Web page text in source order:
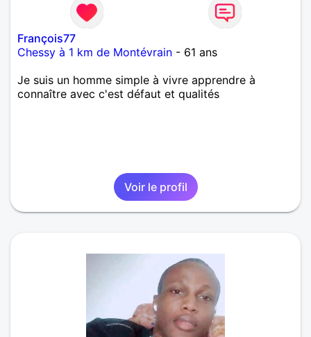
François77
Chessy à 1 km de Montévrain - 61 ans
Je suis un homme simple à vivre apprendre à
connaître avec c'est défaut et qualités
Voir le profil